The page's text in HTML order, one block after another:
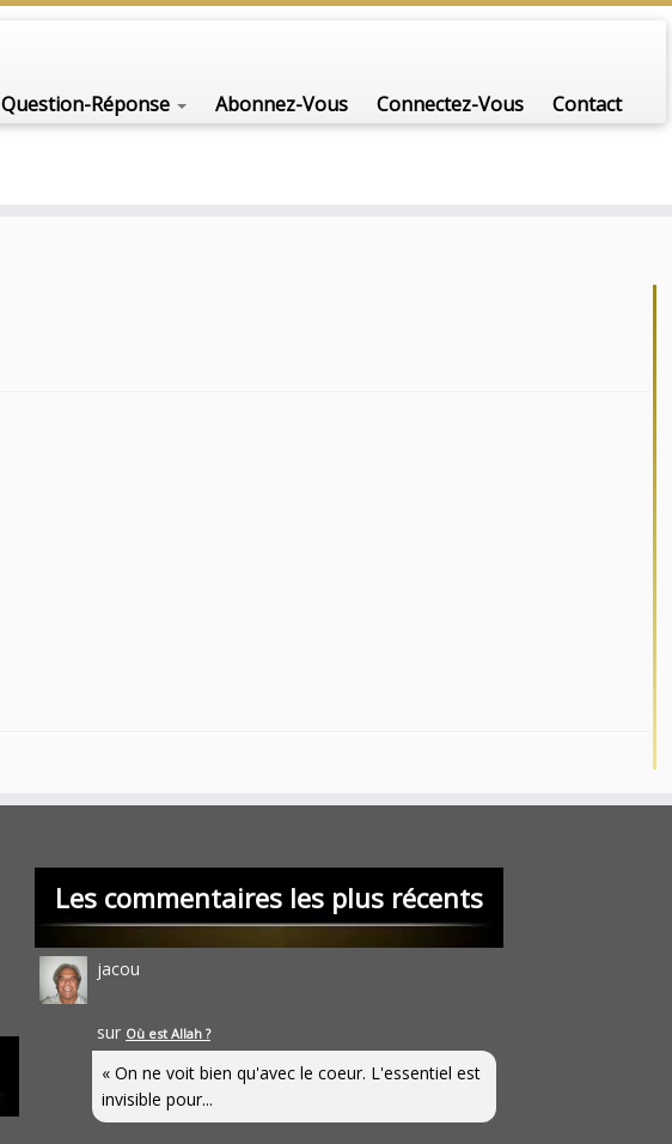
Question-Réponse Abonnez-Vous Connectez-Vous Contact
Les commentaires les plus récents
jacou
sur Où est Allah ?
« On ne voit bien qu'avec le coeur. L'essentiel est
invisible pour...